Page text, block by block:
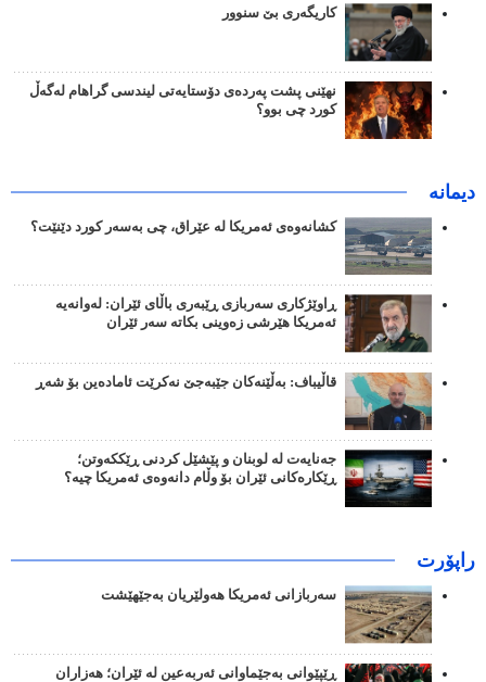
کاریگەری بێ سنوور
نهێنی پشت پەردەی دۆستایەتی لیندسی گراهام لەگەڵ
کورد چی بوو؟
دیمانە
کشانەوەی ئەمریکا لە عێراق، چی بەسەر کورد دێنێت؟
ڕاوێژکاری سەربازی ڕێبەری باڵای ئێران: لەوانەیە
ئەمریکا هێرشی زەوینی بکاتە سەر ئێران
قاڵیباف: بەڵێنەکان جێبەجێ نەکرێت ئامادەین بۆ شەڕ
جەنایەت لە لوبنان و پێشێل کردنی ڕێککەوتن؛
ڕێکارەکانی ئێران بۆ وڵام دانەوەی ئەمریکا چیە؟
راپۆرت
سەربازانی ئەمریکا هەولێریان بەجێهێشت
ڕێپێوانی بەجێماوانی ئەربەعین لە ئێران؛ هەزاران